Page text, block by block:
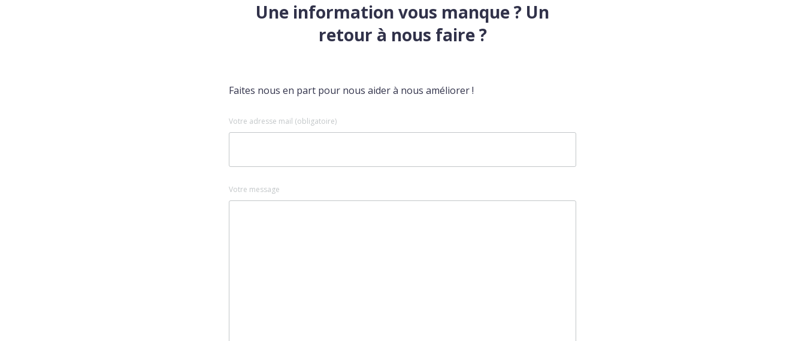
Une information vous manque ? Un
retour à nous faire ?
Faites nous en part pour nous aider à nous améliorer !
Votre adresse mail (obligatoire)
Votre message